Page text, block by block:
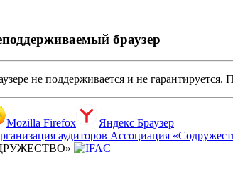
браузер
не поддерживается и не
Mozilla Firefox
Яндекс Браузер